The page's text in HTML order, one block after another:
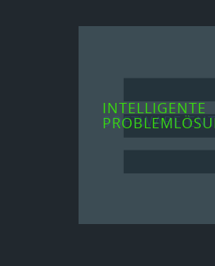
INTELLIGENTE
SOFTWARE-